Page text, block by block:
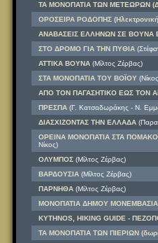
ΤΑ ΜΟΝΟΠΑΤΙΑ ΤΩΝ ΜΕΤΕΩΡΩΝ
ΟΡΟΣΕΙΡΑ ΡΟΔΟΠΗΣ
ΑΝΑΒΑΣΕΙΣ ΕΛΛΗΝΩΝ ΣΕ ΒΟΥΝΑ
ΣΤΟ ΔΡΟΜΟ ΓΙΑ ΤΗΝ ΠΥΘΙΑ
ΑΤΤΙΚΑ ΒΟΥΝΑ(Μίλτος Ζέρβας)
ΣΤΑ ΜΟΝΟΠΑΤΙΑ ΤΟΥ ΒΟΪΟΥ
ΑΠΟ ΤΟΝ ΠΑΓΑΣΗΤΙΚΟ ΕΩΣ ΤΟΝ
ΠΡΕΣΠΑ(Γ. Κατσαδωράκης - Ν.
ΔΙΑΣΧΙΖΟΝΤΑΣ ΤΗΝ ΕΛΛΑΔΑ
ΟΡΕΙΝΑ ΜΟΝΟΠΑΤΙΑ ΣΤΑ
Νίκος)
ΟΛΥΜΠΟΣ(Μίλτος Ζέρβας)
ΒΑΡΔΟΥΣΙΑ(Μίλτος Ζέρβας)
ΠΑΡΝΗΘΑ(Μίλτος Ζέρβας)
ΜΟΝΟΠΑΤΙΑ ΔΗΜΟΥ ΜΟΝΕΜΒΑΣΙΑΣ
KYTHNOS, HIKING GUIDE -
ΤΑ ΜΟΝΟΠΑΤΙΑ ΤΩΝ ΠΙΕΡΙΩΝ